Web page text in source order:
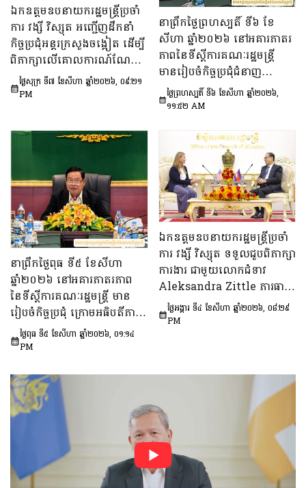
ឯកឧត្តមឧបនាយករដ្ឋមន្រ្តីប្រចាំ
ការ វង្សី វិស្សុត អញ្ជើញដឹកនាំ
កិច្ចប្រជុំអន្តរក្រសួងចង្អៀត ដើម្បី
ពិភាក្សាលើគោលការណ៍​ណែនាំ
ស្តីពីការរៀបចំប្រកាស ប្រកាស
អន្តរក្រសួង និងប្រកាសរួម របស់
ថ្ងៃសុក្រ ទី៧ ខែសីហា ឆ្នាំ២០២៦, ០៩:២១
PM
នាព្រឹកថ្ងៃព្រហស្បតិ៍ ទី៦ ខែ
សីហា ឆ្នាំ២០២៦ នៅអគារភាតរ
ភាពនៃទីស្តីការគណៈរដ្ឋមន្រ្តី
មានរៀបចំកិច្ចប្រជុំជំនាញ
បច្ចេកទេស ក្រោមអធិបតីភាព
ឯកឧត្តម សុក ផេង រដ្ឋលេខាធិ
ប្រធាន និងជាប្រធាន​ក្រុម​ការងារ​
ទី៣នៃក្រុមប្រឹក្សាអ្នកច្បាប់ និង
ឯកឧត្តម ចែម ផល្លា អនុប្រធាន​
និង​ជា​ប្រធាន​ក្រុមការងារទី៣នៃ
ក្រុមប្រឹក្សាសេដ្ឋកិច្ច សង្គមកិច្ច
និង​វប្បធម៌ ដើម្បីពិនិត្យ​និង​
ពិភាក្សា​លើ «សេចក្តីព្រាង
ផែនការ​សកម្មភាពជាតិ​​ស្ដីពី​ការ
បង្ការទប់ស្កាត់​អាពាហ៍ពិពាហ៍​
នៅវ័យក្មេង​និងការ​មាន​ផ្ទៃពោះ​
នៅ​វ័យជំទង់​នៅកម្ពុជា
ឆ្នាំ២០២៦-២០៣០»។
ថ្ងៃព្រហស្បតិ៍ ទី៦ ខែសីហា ឆ្នាំ២០២៦,
១១:៥២ AM
នាព្រឹកថ្ងៃពុធ ទី៥ ខែសីហា
ឆ្នាំ២០២៦ នៅអគារភាតរភាព
នៃទីស្តីការគណៈរដ្ឋមន្រ្តី មាន
រៀបចំកិច្ចប្រជុំ ក្រោមអធិបតីភាព
ឯកឧត្តម ឆឺយ រឿន រដ្ឋលេខាធិ
ការ​ទីស្តីការគណៈរដ្ឋមន្ត្រី ដើម្បី
ព្រាង​គំរូ​របាយការណ៍​សង្ខេប​ស្ដីពី​
វឌ្ឍនភាព​និងសមិទ្ធផល​សំខាន់ៗ​
របស់​រាជរដ្ឋាភិបាល​នៃ​
ព្រះរាជាណាចក្រកម្ពុជា។
ថ្ងៃពុធ ទី៥ ខែសីហា ឆ្នាំ២០២៦, ០១:១៤
PM
ឯកឧត្តមឧបនាយករដ្ឋមន្ត្រីប្រចាំ
ការ វង្សី វិស្សុត ទទួលជួបពិភាក្សា
ការងារ ជាមួយលោកជំទាវ
Aleksandra Zittle ភារធារី
ស្តីទីនៃស្ថានទូតសហរដ្ឋអាម៉េរិក
ប្រចាំកម្ពុជា
ថ្ងៃអង្គារ ទី៤ ខែសីហា ឆ្នាំ២០២៦, ០៨:២៩
PM